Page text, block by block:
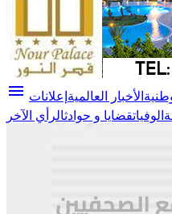
menu الأخبار العالمية إعلانات
الوفياتقضايا و حوادثالرأي الآخر